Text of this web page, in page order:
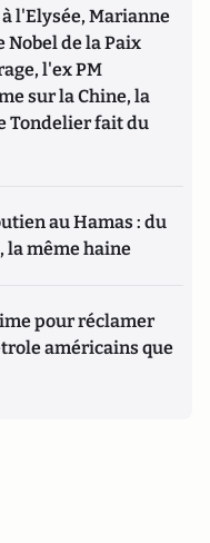
l'Elysée, Marianne
Nobel de la Paix
l'ex PM
sur la Chine, la
Tondelier fait du
au Hamas : du
la même haine
pour réclamer
américains que